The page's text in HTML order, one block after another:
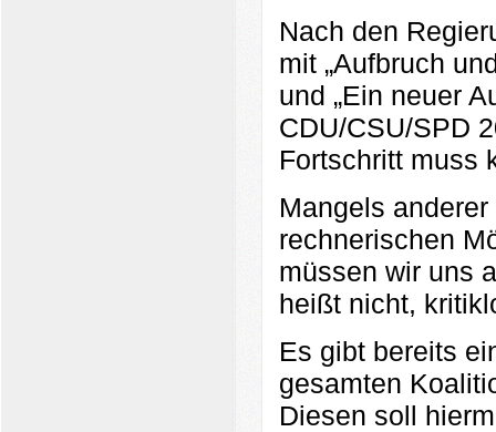
Nach den
mit „Aufbruch
und „Ein neuer
CDU/CSU/SPD
Fortschritt muss
Mangels
rechnerischen
müssen wir uns
heißt nicht,
Es gibt bereits
gesamten
Diesen soll